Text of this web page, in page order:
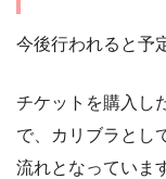
今後行われると予
チケットを購入し
で、カリブラとし
流れとなっていま